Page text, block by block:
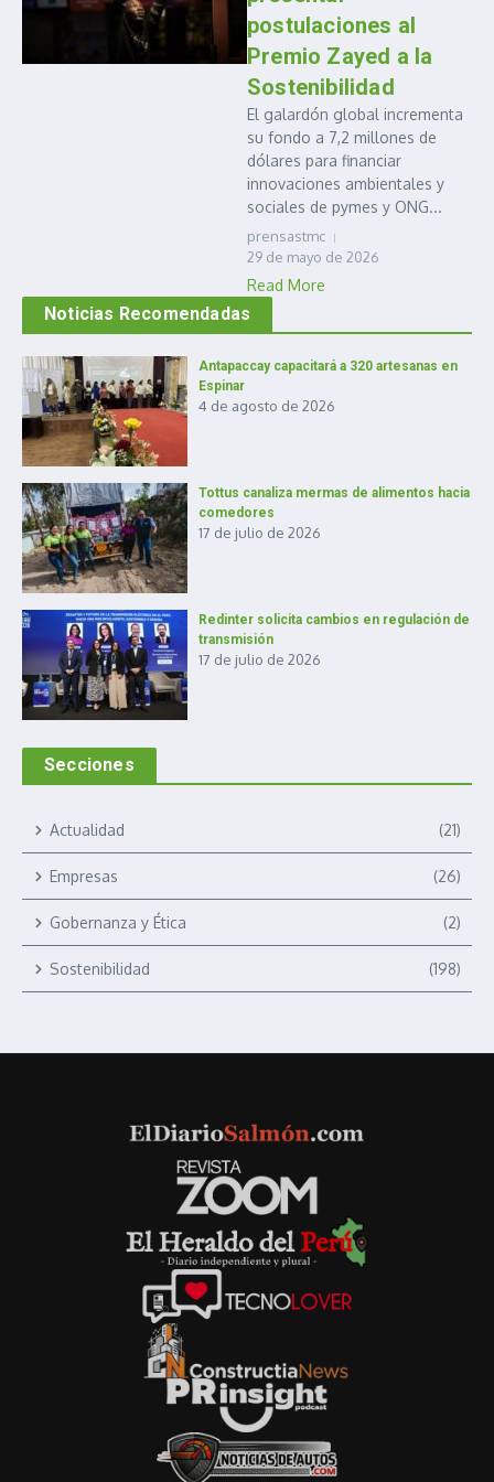
postulaciones al
Premio Zayed a la
Sostenibilidad
El galardón global incrementa
su fondo a 7,2 millones de
dólares para financiar
innovaciones ambientales y
sociales de pymes y ONG...
prensastmc
29 de mayo de 2026
Read More
Noticias Recomendadas
Antapaccay capacitará a 320 artesanas en
Espinar
4 de agosto de 2026
Tottus canaliza mermas de alimentos hacia
comedores
17 de julio de 2026
Redinter solicita cambios en regulación de
transmisión
17 de julio de 2026
Secciones
Actualidad (21)
Empresas (26)
Gobernanza y Ética (2)
Sostenibilidad (198)